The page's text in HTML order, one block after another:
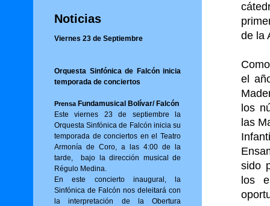
Noticias
Viernes 23 de Septiembre
Orquesta Sinfónica de Falcón inicia
temporada de conciertos
PrensaFundamusical Bolívar/ Falcón
Este viernes 23 de septiembre la
Orquesta Sinfónica de Falcón inicia su
temporada de conciertos en el Teatro
Armonía de Coro, a las 4:00 de la
tarde, bajo la dirección musical de
Régulo Medina.
En este concierto inaugural, la
Sinfónica de Falcón nos deleitará con
la interpretación de la Obertura
de la
el
los
las
sido
los